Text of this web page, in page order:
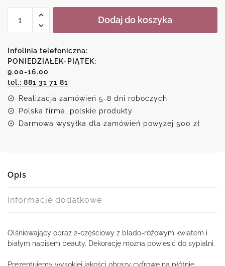
Obraz
z
napisem
beauty
i
kwiatem
Dodaj do koszyka
Infolinia telefoniczna:
PONIEDZIAŁEK-PIĄTEK:
9.00-16.00
tel.: 881 31 71 81
Realizacja zamówień 5-8 dni roboczych
Polska firma, polskie produkty
Darmowa wysyłka dla zamówień powyżej 500 zł
Opis
Informacje dodatkowe
Olśniewający obraz 2-częściowy z blado-różowym kwiatem i
białym napisem beauty. Dekorację można powiesić do sypialni.